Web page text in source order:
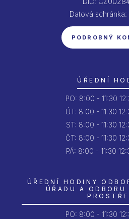
Datová
PODROBNÝ
ÚŘEDNÍ
PO: 8:00 - 11:30
ÚT: 8:00 - 11:30
ST: 8:00 - 11:30
ČT: 8:00 - 11:30
PÁ: 8:00 - 11:30
ÚŘEDNÍ HODINY
ÚŘADU A
PO: 8:00 - 11:30